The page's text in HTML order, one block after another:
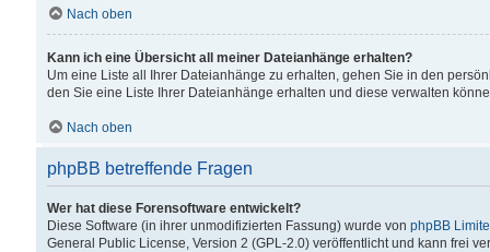
Nach oben
Kann ich eine Übersicht all meiner Dateianhänge erhalten?
Um eine Liste all Ihrer Dateianhänge zu erhalten, gehen Sie in den
den Sie eine Liste Ihrer Dateianhänge erhalten und diese verwalten
Nach oben
phpBB betreffende Fragen
Wer hat diese Forensoftware entwickelt?
Diese Software (in ihrer unmodifizierten Fassung) wurde von phpBB
General Public License, Version 2 (GPL-2.0) veröffentlicht und kann frei